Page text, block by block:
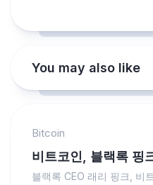
You may also like
Bitcoin
비트코인, 블랙록 핑
블랙록 CEO 래리 핑크, 비